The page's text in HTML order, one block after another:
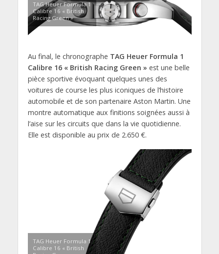
TAG Heuer Formula 1
Calibre 16 « British
Racing Green »
Au final, le chronographe TAG Heuer Formula 1
Calibre 16 « British Racing Green » est une belle
pièce sportive évoquant quelques unes des
voitures de course les plus iconiques de l’histoire
automobile et de son partenaire Aston Martin. Une
montre automatique aux finitions soignées aussi à
l’aise sur les circuits que dans la vie quotidienne.
Elle est disponible au prix de 2.650 €.
TAG Heuer Formula 1
Calibre 16 « British